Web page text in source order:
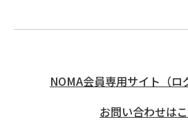
NOMA会員専用サイト（ロ
お問い合わせは